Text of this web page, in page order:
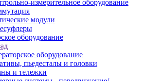
измерительное оборудование
модули
оборудование
оборудование
пьедесталы и головки
и тележки